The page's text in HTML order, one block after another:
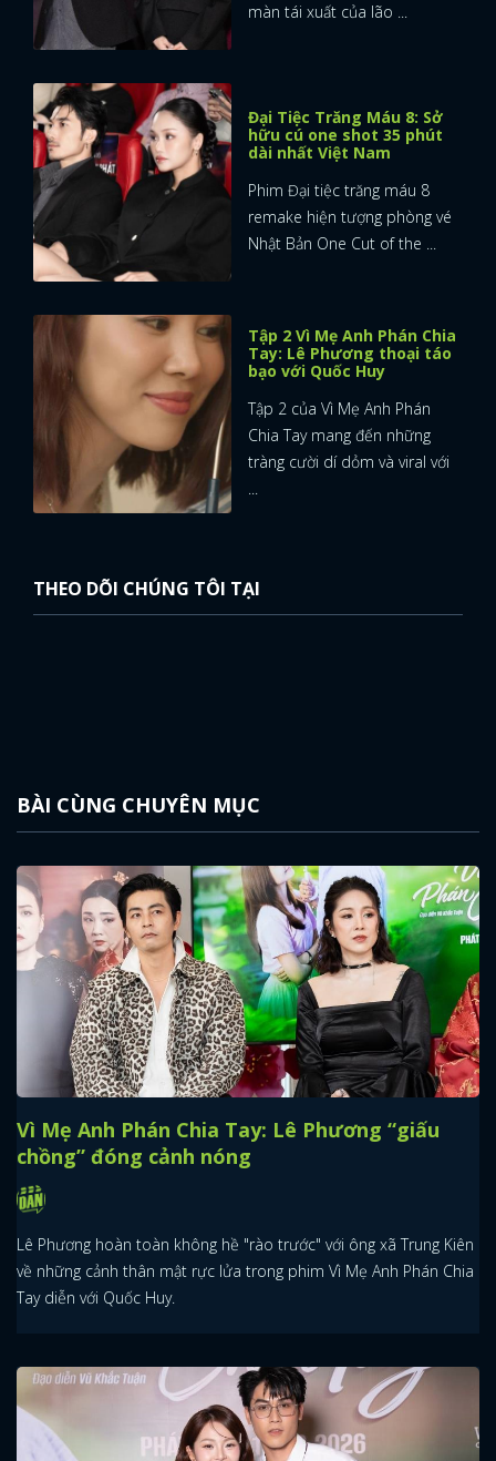
x
ĐĂNG NHẬP
màn tái xuất của lão ...
Đại Tiệc Trăng Máu 8: Sở
hữu cú one shot 35 phút
dài nhất Việt Nam
Phim Đại tiệc trăng máu 8
remake hiện tượng phòng vé
Nhật Bản One Cut of the ...
Tập 2 Vì Mẹ Anh Phán Chia
Tay: Lê Phương thoại táo
bạo với Quốc Huy
Tập 2 của Vì Mẹ Anh Phán
Chia Tay mang đến những
tràng cười dí dỏm và viral với
...
THEO DÕI CHÚNG TÔI TẠI
BÀI CÙNG CHUYÊN MỤC
Vì Mẹ Anh Phán Chia Tay: Lê Phương “giấu
chồng” đóng cảnh nóng
Lê Phương hoàn toàn không hề "rào trước" với ông xã Trung Kiên
về những cảnh thân mật rực lửa trong phim Vì Mẹ Anh Phán Chia
Tay diễn với Quốc Huy.